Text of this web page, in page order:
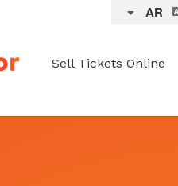
Sell Tickets Online